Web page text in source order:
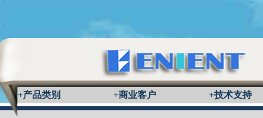
+产品类别 +商业客户 +技术支持